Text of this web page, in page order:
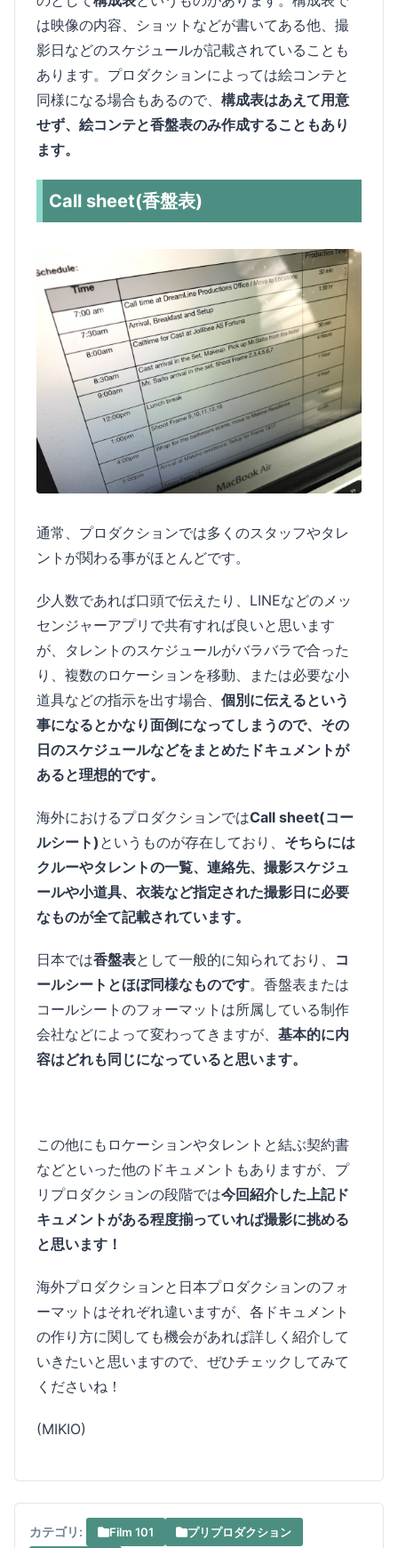
は映像の内容、ショットなどが書いてある他、撮
影日などのスケジュールが記載されていることも
あります。プロダクションによっては絵コンテと
同様になる場合もあるので、 構成表はあえて用意
せず、絵コンテと香盤表のみ作成することもあり
ます。
Call sheet(香盤表)
通常、プロダクションでは多くのスタッフやタレ
ントが関わる事がほとんどです。
少人数であれば口頭で伝えたり、LINEなどのメッ
センジャーアプリで共有すれば良いと思います
が、タレントのスケジュールがバラバラで合った
り、複数のロケーションを移動、または必要な小
道具などの指示を出す場合、 個別に伝えるという
事になるとかなり面倒になってしまうので、その
日のスケジュールなどをまとめたドキュメントが
あると理想的です。
海外におけるプロダクションではCall sheet(コー
ルシート) というものが存在しており、 そちらには
クルーやタレントの一覧、連絡先、撮影スケジュ
ールや小道具、衣装など指定された撮影日に必要
なものが全て記載されています。
日本では香盤表として一般的に知られており、 コ
ールシートとほぼ同様なものです。香盤表または
コールシートのフォーマットは所属している制作
会社などによって変わってきますが、 基本的に内
容はどれも同じになっていると思います。
この他にもロケーションやタレントと結ぶ契約書
などといった他のドキュメントもありますが、プ
リプロダクションの段階では今回紹介した上記ド
キュメントがある程度揃っていれば撮影に挑める
と思います！
海外プロダクションと日本プロダクションのフォ
ーマットはそれぞれ違いますが、各ドキュメント
の作り方に関しても機会があれば詳しく紹介して
いきたいと思いますので、ぜひチェックしてみて
くださいね！
(MIKIO)
カテゴリ: Film 101
プリプロダクション